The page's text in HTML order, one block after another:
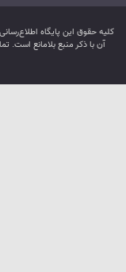
کليه حقوق اين پایگاه
آن با ذکر منبع بلامانع